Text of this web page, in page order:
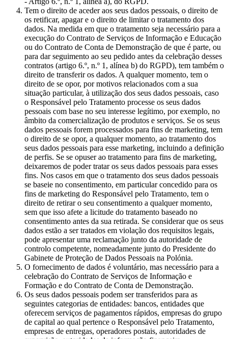
Tem o direito de aceder aos seus dados pessoais, o direito de
os retificar, apagar e o direito de limitar o tratamento dos
dados. Na medida em que o tratamento seja necessário para a
execução do Contrato de Serviços de Informação e Educação
ou do Contrato de Conta de Demonstração de que é parte, ou
para dar seguimento ao seu pedido antes da celebração desses
contratos (artigo 6.º, n.º 1, alínea b) do RGPD), tem também o
direito de transferir os dados. A qualquer momento, tem o
direito de se opor, por motivos relacionados com a sua
situação particular, à utilização dos seus dados pessoais, caso
o Responsável pelo Tratamento processe os seus dados
pessoais com base no seu interesse legítimo, por exemplo, no
âmbito da comercialização de produtos e serviços. Se os seus
dados pessoais forem processados para fins de marketing, tem
o direito de se opor, a qualquer momento, ao tratamento dos
seus dados pessoais para esse marketing, incluindo a definição
de perfis. Se se opuser ao tratamento para fins de marketing,
deixaremos de poder tratar os seus dados pessoais para esses
fins. Nos casos em que o tratamento dos seus dados pessoais
se baseie no consentimento, em particular concedido para os
fins de marketing do Responsável pelo Tratamento, tem o
direito de retirar o seu consentimento a qualquer momento,
sem que isso afete a licitude do tratamento baseado no
consentimento antes da sua retirada. Se considerar que os seus
dados estão a ser tratados em violação dos requisitos legais,
pode apresentar uma reclamação junto da autoridade de
controlo competente, nomeadamente junto do Presidente do
Gabinete de Proteção de Dados Pessoais na Polónia.
O fornecimento de dados é voluntário, mas necessário para a
celebração do Contrato de Serviços de Informação e
Formação e do Contrato de Conta de Demonstração.
Os seus dados pessoais podem ser transferidos para as
seguintes categorias de entidades: bancos, entidades que
oferecem serviços de pagamentos rápidos, empresas do grupo
de capital ao qual pertence o Responsável pelo Tratamento,
empresas de entregas, operadores postais, autoridades de